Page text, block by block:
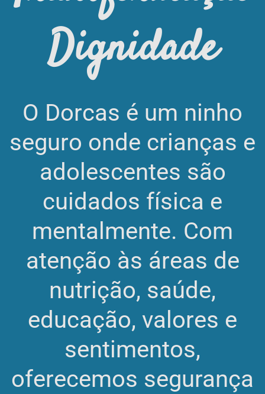
Dignidade
O Dorcas é um ninho
seguro onde crianças e
adolescentes são
cuidados física e
mentalmente. Com
atenção às áreas de
nutrição, saúde,
educação, valores e
sentimentos,
oferecemos segurança